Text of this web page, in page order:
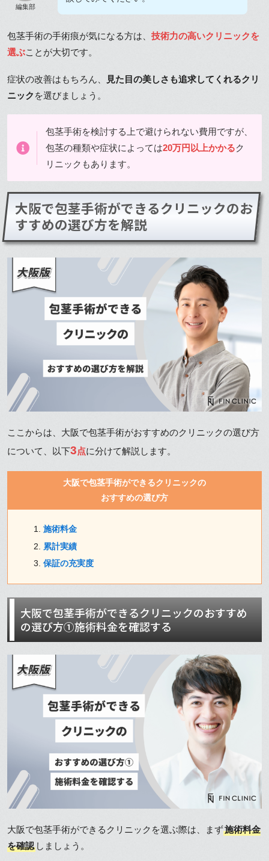
編集部
包茎手術の手術痕が気になる方は、 技術力の高いクリニックを
選ぶことが大切です。
症状の改善はもちろん、
見た目の美しさも追求してくれるクリ
ニック を選びましょう。
包茎手術を検討する上で避けられない費用ですが、
包茎の種類や症状によっては20万円以上かかるク
リニックもあります。
大阪で包茎手術ができるクリニックのお
すすめの選び方を解説
ここからは、大阪で包茎手術がおすすめのクリニックの選び方
について、以下3点に分けて解説します。
大阪で包茎手術ができるクリニックの
おすすめの選び方
施術料金
累計実績
保証の充実度
大阪で包茎手術ができるクリニックのおすすめ
の選び方①施術料金を確認する
大阪で包茎手術ができるクリニックを選ぶ際は、まず施術料金
を確認 しましょう。